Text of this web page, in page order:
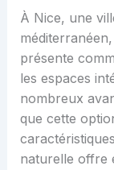
À Nice, une
présente
les espaces
nombreux
que cette
naturelle offre